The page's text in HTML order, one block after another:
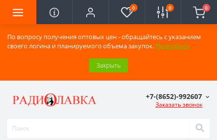
По вопросу получения оптовых цен - обращайтесь с указанием
своего логина и планируемого объема закупок. Подробнее
Закрыть
0 0 0
+7-(8652)-992607
Заказать звонок